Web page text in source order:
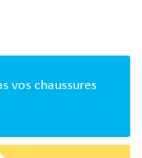
vos chaussures